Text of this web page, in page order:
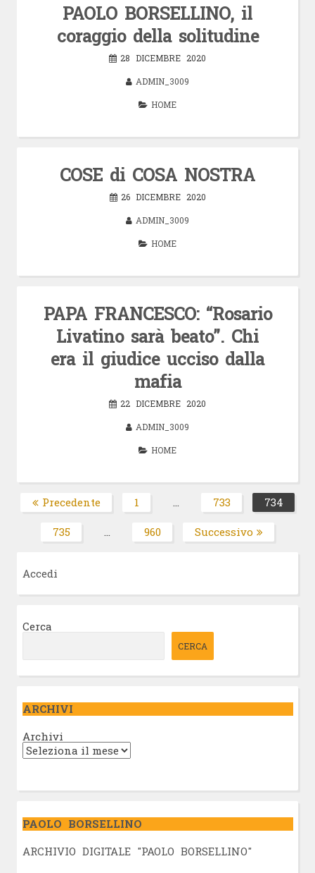
PAOLO BORSELLINO, il
coraggio della solitudine
28 DICEMBRE 2020
ADMIN_3009
HOME
COSE di COSA NOSTRA
26 DICEMBRE 2020
ADMIN_3009
HOME
PAPA FRANCESCO: “Rosario
Livatino sarà beato”. Chi
era il giudice ucciso dalla
mafia
22 DICEMBRE 2020
ADMIN_3009
HOME
Paginazione
degli
articoli
Precedente Pagina
1 … Pagina
733 734
Pagina
735 … Pagina
960 Successivo
Accedi
Cerca
CERCA
ARCHIVI
Archivi
PAOLO BORSELLINO
ARCHIVIO DIGITALE "PAOLO BORSELLINO"